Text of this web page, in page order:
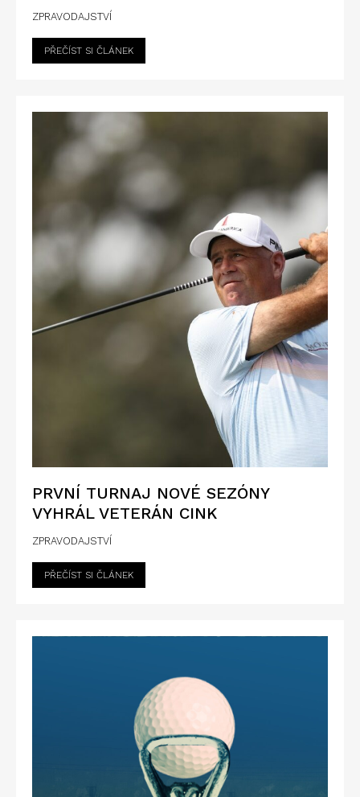
ZPRAVODAJSTVÍ
PŘEČÍST SI ČLÁNEK
PRVNÍ TURNAJ NOVÉ SEZÓNY
VYHRÁL VETERÁN CINK
ZPRAVODAJSTVÍ
PŘEČÍST SI ČLÁNEK